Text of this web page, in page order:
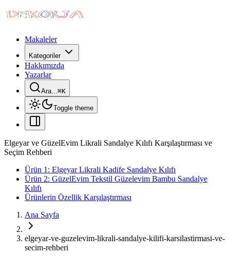
Makaleler
Kategoriler
Hakkımızda
Yazarlar
Ara...⌘K
Toggle theme
Elgeyar ve GüzelEvim Likrali Sandalye Kılıfı Karşılaştırması ve
Seçim Rehberi
Ürün 1: Elgeyar Likrali Kadife Sandalye Kılıfı
Ürün 2: GüzelEvim Tekstil Güzelevim Bambu Sandalye
Kılıfı
Ürünlerin Özellik Karşılaştırması
Ana Sayfa
elgeyar-ve-guzelevim-likrali-sandalye-kilifi-karsilastirmasi-ve-
secim-rehberi